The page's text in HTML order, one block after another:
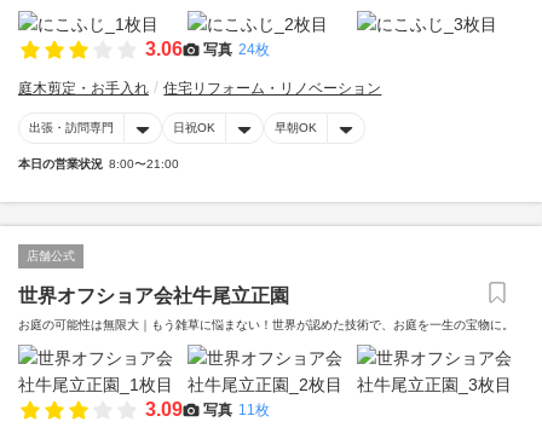
3.06 写真 24枚
庭木剪定・お手入れ 住宅リフォーム・リノベーション
出張・訪問専門 日祝OK 早朝OK
本日の営業状況 8:00〜21:00
店舗公式
世界オフショア会社牛尾立正園
お庭の可能性は無限大｜もう雑草に悩まない！世界が認めた技術で、お庭を一生の宝物に。
3.09 写真 11枚